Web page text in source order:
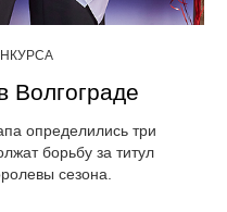
Волгограде
определились три
борьбу за титул
сезона.